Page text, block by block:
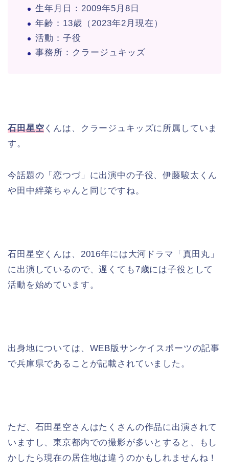
生年月日：2009年5月8日
年齢：13歳（2023年2月現在）
活動：子役
事務所：クラージュキッズ
石田星空 くんは、クラージュキッズに所属していま
す。
今話題の「恋つづ」に出演中の子役、伊藤駿太くん
や田中絆菜ちゃんと同じですね。
石田星空くんは、2016年には大河ドラマ「真田丸」
に出演しているので、遅くても7歳には子役として
活動を始めています。
出身地については、WEB版サンケイスポーツの記事
で兵庫県であることが記載されていました。
ただ、石田星空さんはたくさんの作品に出演されて
いますし、東京都内での撮影が多いとすると、もし
かしたら現在の居住地は違うのかもしれませんね！